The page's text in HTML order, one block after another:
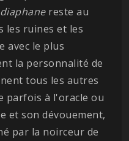
reste au
les ruines et les
avec le plus
la personnalité de
tous les autres
parfois à l'oracle ou
et son dévouement,
par la noirceur de